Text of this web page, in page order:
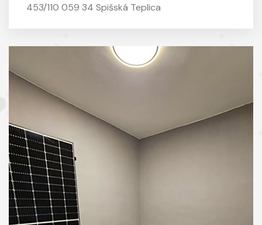
453/110 059 34 Spišská Teplica